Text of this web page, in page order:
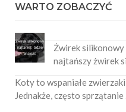
WARTO ZOBACZYĆ
Żwirek silikonowy
najtańszy żwirek
Koty to wspaniałe
Jednakże, często sprzątanie